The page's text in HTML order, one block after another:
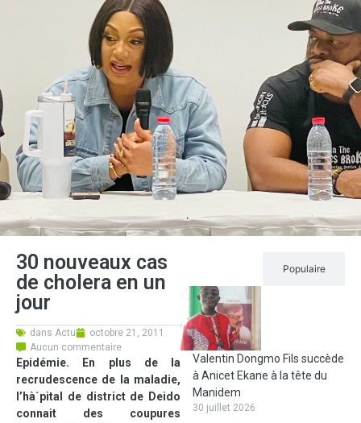
30 nouveaux cas
de cholera en un
jour
dans Actu
octobre 21, 2011
Aucun commentaire
Epidémie. En plus de la
recrudescence de la maladie,
l’hà´pital de district de Deido
connait des coupures
Populaire
Valentin Dongmo Fils succède
à Anicet Ekane à la tête du
Manidem
30 juillet 2026